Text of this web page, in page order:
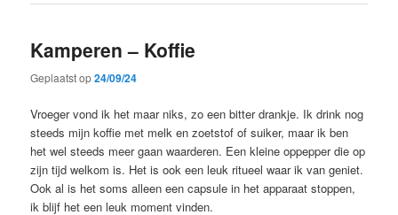
Kamperen – Koffie
Geplaatst op24/09/24
Vroeger vond ik het maar niks, zo een bitter drankje. Ik drink nog
steeds mijn koffie met melk en zoetstof of suiker, maar ik ben
het wel steeds meer gaan waarderen. Een kleine oppepper die op
zijn tijd welkom is. Het is ook een leuk ritueel waar ik van geniet.
Ook al is het soms alleen een capsule in het apparaat stoppen,
ik blijf het een leuk moment vinden.